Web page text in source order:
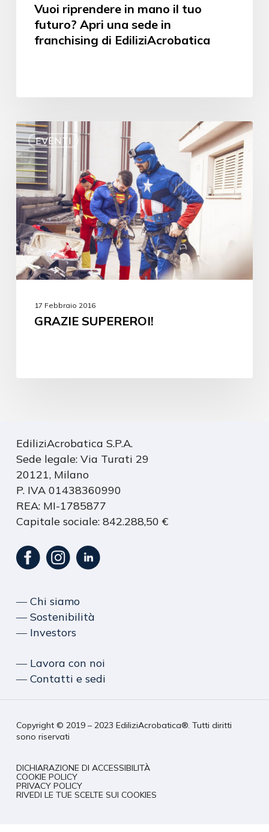
Vuoi riprendere in mano il tuo
futuro? Apri una sede in
franchising di EdiliziAcrobatica
EVENTI
17 Febbraio 2016
GRAZIE SUPEREROI!
EdiliziAcrobatica S.P.A.
Sede legale: Via Turati 29
20121, Milano
P. IVA 01438360990
REA: MI-1785877
Capitale sociale: 842.288,50 €
― Chi siamo
― Sostenibilità
― Investors
― Lavora con noi
― Contatti e sedi
Copyright © 2019 – 2023 EdiliziAcrobatica®. Tutti diritti
sono riservati
DICHIARAZIONE DI ACCESSIBILITÀ
COOKIE POLICY
PRIVACY POLICY
RIVEDI LE TUE SCELTE SUI COOKIES